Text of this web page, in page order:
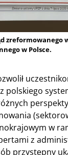
zreformowanego
w Polsce.
polskiego
w
z
przystępny